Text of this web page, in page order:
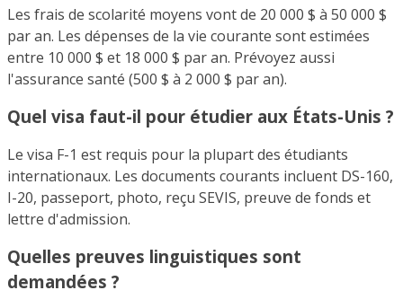
Les frais de scolarité moyens vont de 20 000 $ à 50 000 $
par an. Les dépenses de la vie courante sont estimées
entre 10 000 $ et 18 000 $ par an. Prévoyez aussi
l'assurance santé (500 $ à 2 000 $ par an).
Quel visa faut-il pour étudier aux États-Unis ?
Le visa F-1 est requis pour la plupart des étudiants
internationaux. Les documents courants incluent DS-160,
I-20, passeport, photo, reçu SEVIS, preuve de fonds et
lettre d'admission.
Quelles preuves linguistiques sont
demandées ?